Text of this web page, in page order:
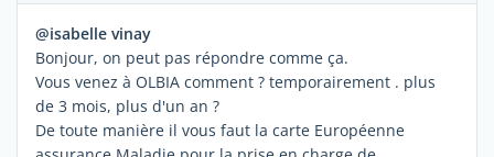
@isabelle vinay
Bonjour, on peut pas répondre comme ça.
Vous venez à OLBIA comment ? temporairement . plus
de 3 mois, plus d'un an ?
De toute manière il vous faut la carte Européenne